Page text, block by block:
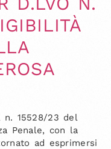
n. 15528/23 del
Penale, con la
ad esprimersi